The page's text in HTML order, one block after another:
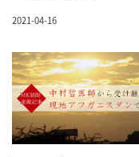
2021-04-16